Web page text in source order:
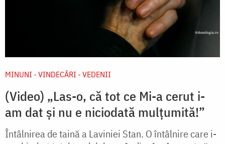
MINUNI - VINDECĂRI - VEDENII
(Video) „Las-o, că tot ce Mi-a cerut i-
am dat și nu e niciodată mulțumită!”
Întâlnirea de taină a Laviniei Stan. O întâlnire care i-